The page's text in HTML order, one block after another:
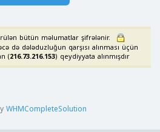
bütün məlumatlar şifrələnir.
də dələduzluğun qarşısı alınması üçün
(216.73.216.153) qeydiyyata alınmışdır.
WHMCompleteSolution